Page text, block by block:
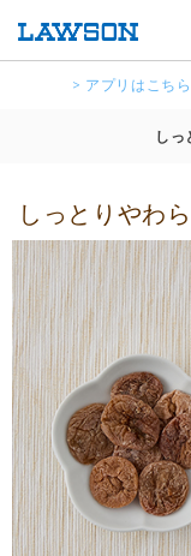
> アプリはこちら
しっ
しっとりやわ